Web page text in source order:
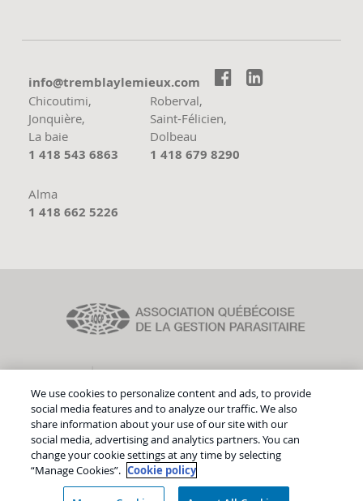
moc.xueimelyalbmert@ofni  
Chicoutimi,
Jonquière,
La baie
1 418 543 6863
Roberval,
Saint-Félicien,
Dolbeau
1 418 679 8290
Alma
1 418 662 5226
©Droit d'auteurGroupe Tremblay Lemieux
développement web : Facteur M
We use cookies to personalize content and ads, to provide
social media features and to analyze our traffic. We also
share information about your use of our site with our
social media, advertising and analytics partners. You can
change your cookie settings at any time by selecting
“Manage Cookies”. Cookie policy